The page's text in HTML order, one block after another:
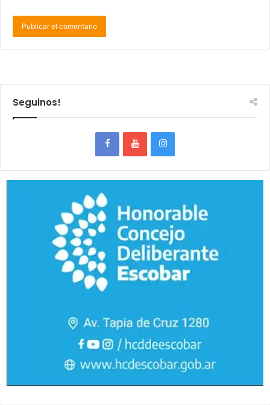
Seguinos!